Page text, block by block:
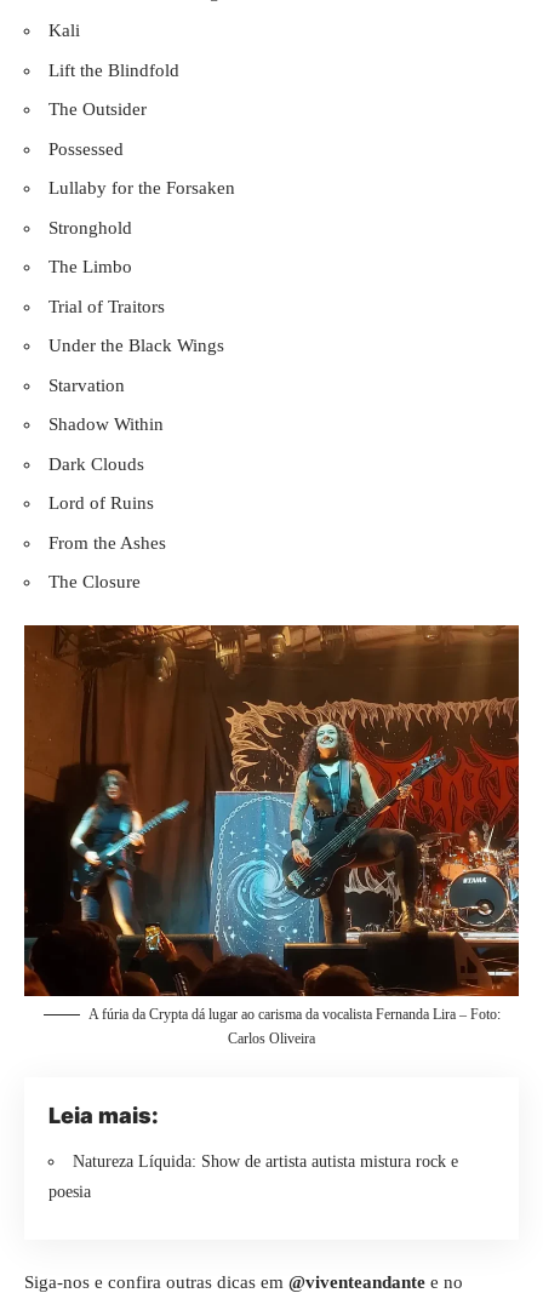
Kali
Lift the Blindfold
The Outsider
Possessed
Lullaby for the Forsaken
Stronghold
The Limbo
Trial of Traitors
Under the Black Wings
Starvation
Shadow Within
Dark Clouds
Lord of Ruins
From the Ashes
The Closure
A fúria da Crypta dá lugar ao carisma da vocalista Fernanda Lira – Foto:
Carlos Oliveira
Leia mais:
Natureza Líquida: Show de artista autista mistura rock e
poesia
Siga-nos e confira outras dicas em @viventeandante e no